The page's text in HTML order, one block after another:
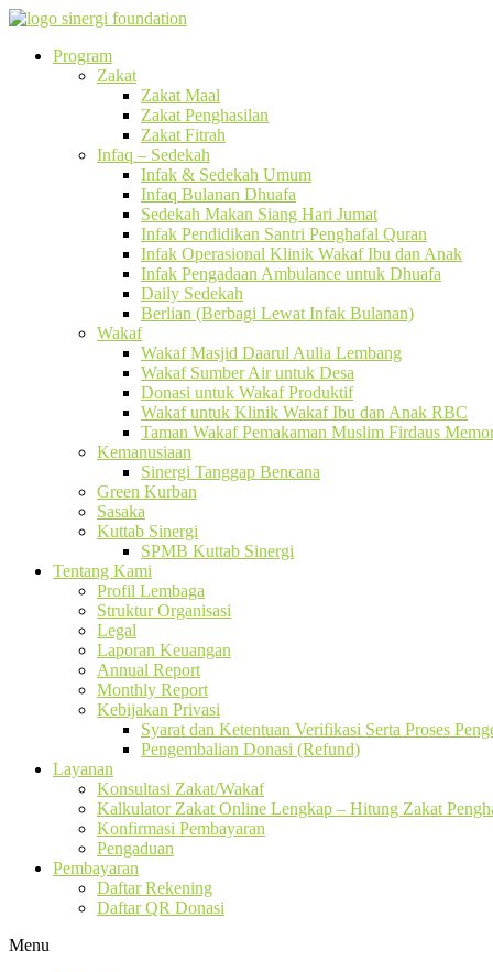
Program
Zakat
Zakat Maal
Zakat Penghasilan
Zakat Fitrah
Infaq – Sedekah
Infak & Sedekah Umum
Infaq Bulanan Dhuafa
Sedekah Makan Siang Hari Jumat
Infak Pendidikan Santri Penghafal Quran
Infak Operasional Klinik Wakaf Ibu dan Anak
Infak Pengadaan Ambulance untuk Dhuafa
Daily Sedekah
Berlian (Berbagi Lewat Infak Bulanan)
Wakaf
Wakaf Masjid Daarul Aulia Lembang
Wakaf Sumber Air untuk Desa
Donasi untuk Wakaf Produktif
Wakaf untuk Klinik Wakaf Ibu dan Anak RBC
Taman Wakaf Pemakaman Muslim Firdaus
Kemanusiaan
Sinergi Tanggap Bencana
Green Kurban
Sasaka
Kuttab Sinergi
SPMB Kuttab Sinergi
Tentang Kami
Profil Lembaga
Struktur Organisasi
Legal
Laporan Keuangan
Annual Report
Monthly Report
Kebijakan Privasi
Syarat dan Ketentuan Verifikasi Serta Proses
Pengembalian Donasi (Refund)
Layanan
Konsultasi Zakat/Wakaf
Kalkulator Zakat Online Lengkap – Hitung Zakat
Konfirmasi Pembayaran
Pengaduan
Pembayaran
Daftar Rekening
Daftar QR Donasi
Menu